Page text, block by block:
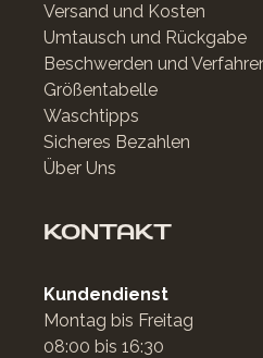
Versand und Kosten
Umtausch und Rückgabe
Beschwerden und
Größentabelle
Waschtipps
Sicheres Bezahlen
Über Uns
KONTAKT
Kundendienst
Montag bis Freitag
08:00 bis 16:30